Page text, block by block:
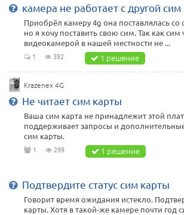
камера не работает с другой сим
Приобрёл камеру 4g она поставлялась со
но я хочу поставить свою сим. Так как сим
видеокамерой в нашей местности не ...
1 392 1 решение
Krazenex 4G
Не читает сим карты
Ваша сим карта не принадлежит этой
поддерживает запросы и дополнительные
сим карты.
1 299 1 решение
Подтвердите статус сим карты
Говорит время ожидания истекло.
карты. Хотя в такой-же камере почти год